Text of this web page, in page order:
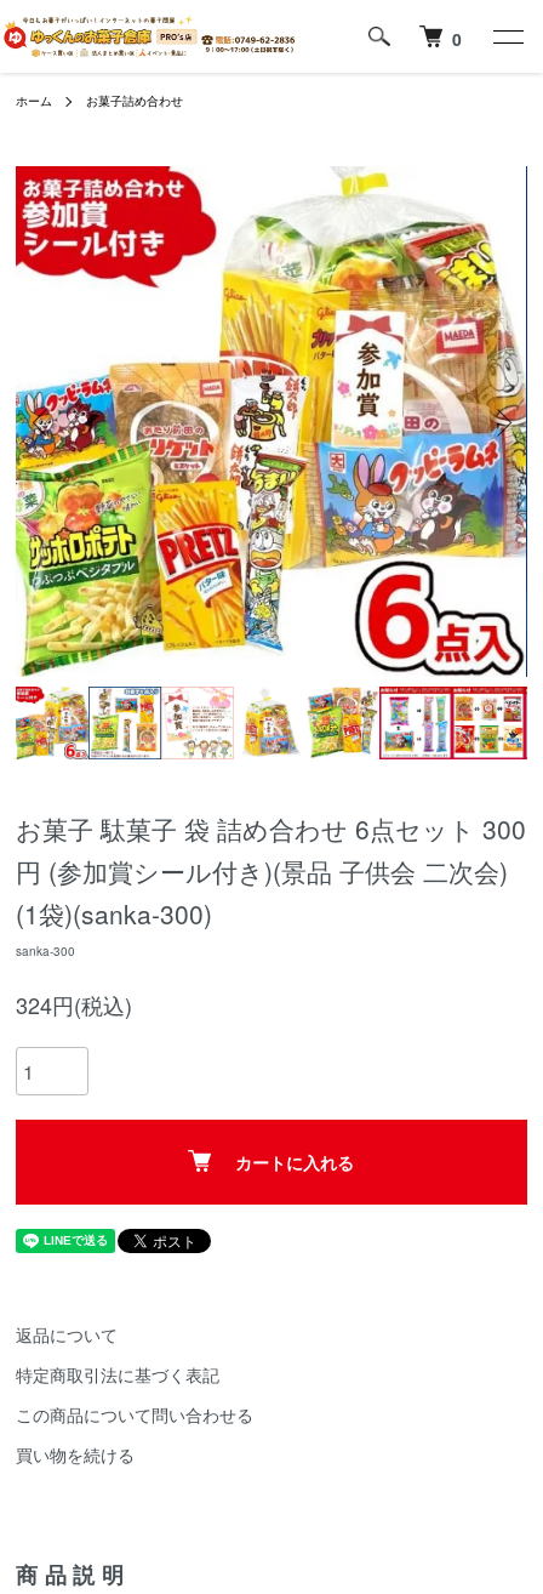
0
ホーム お菓子詰め合わせ
お菓子 駄菓子 袋 詰め合わせ 6点セット 300
円 (参加賞シール付き)(景品 子供会 二次会)
(1袋)(sanka-300)
sanka-300
324円(税込)
カートに入れる
返品について
特定商取引法に基づく表記
この商品について問い合わせる
買い物を続ける
商品説明